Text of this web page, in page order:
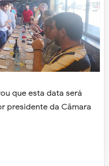
que esta data será
presidente da Câmara